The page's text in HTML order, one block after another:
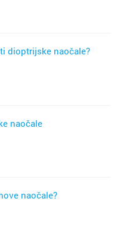
dioptrijske naočale?
naočale
naočale?